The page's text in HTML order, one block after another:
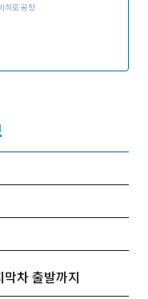
히로 공항
차 출발까지